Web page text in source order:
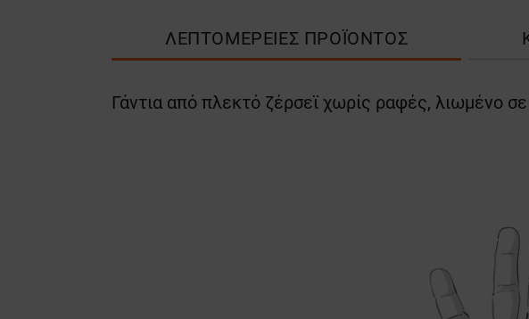
ΛΕΠΤΟΜΈΡΕΙΕΣ ΠΡΟΪΌΝΤΟΣ
Γάντια από πλεκτό ζέρσεϊ χωρίς ραφές, λιωμένο